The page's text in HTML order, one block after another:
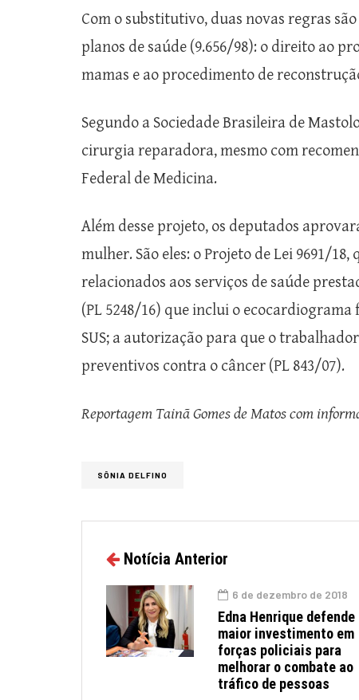
Com o substitutivo, duas novas regras
planos de saúde (9.656/98): o direito ao
mamas e ao procedimento de
Segundo a Sociedade Brasileira de
cirurgia reparadora, mesmo com
Federal de Medicina.
Além desse projeto, os deputados
mulher. São eles: o Projeto de Lei 9691/
relacionados aos serviços de saúde
(PL 5248/16) que inclui o
SUS; a autorização para que o
preventivos contra o câncer (PL 843/07).
Reportagem Tainã Gomes de Matos com
SÔNIA DELFINO
Notícia Anterior
6 de dezembro de 2018
Edna Henrique defende
maior investimento em
forças policiais para
melhorar o combate ao
tráfico de pessoas